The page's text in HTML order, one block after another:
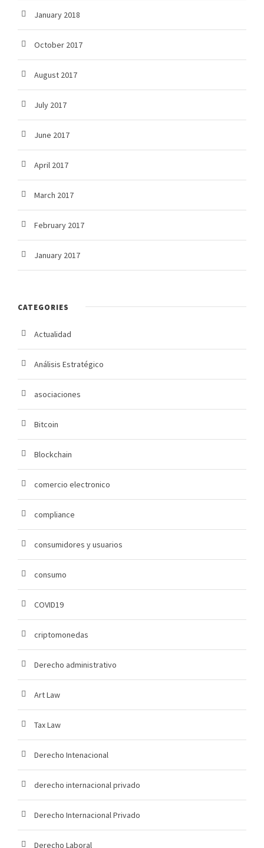
January 2018
October 2017
August 2017
July 2017
June 2017
April 2017
March 2017
February 2017
January 2017
CATEGORIES
Actualidad
Análisis Estratégico
asociaciones
Bitcoin
Blockchain
comercio electronico
compliance
consumidores y usuarios
consumo
COVID19
criptomonedas
Derecho administrativo
Art Law
Tax Law
Derecho Intenacional
derecho internacional privado
Derecho Internacional Privado
Derecho Laboral